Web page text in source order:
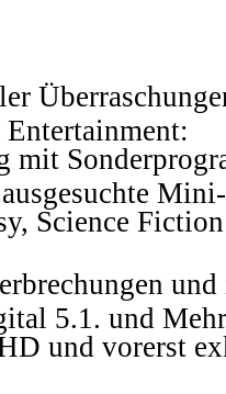
Entertainment:
Science
5.1. und
und vorerst